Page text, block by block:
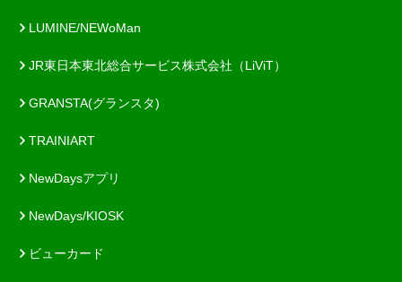
LUMINE/NEWoMan
JR東日本東北総合サービス株式会社（LiViT）
GRANSTA(グランスタ)
TRAINIART
NewDaysアプリ
NewDays/KIOSK
ビューカード